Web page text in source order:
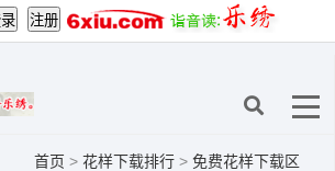
首页 > 花样下载排行 > 免费花样下载区